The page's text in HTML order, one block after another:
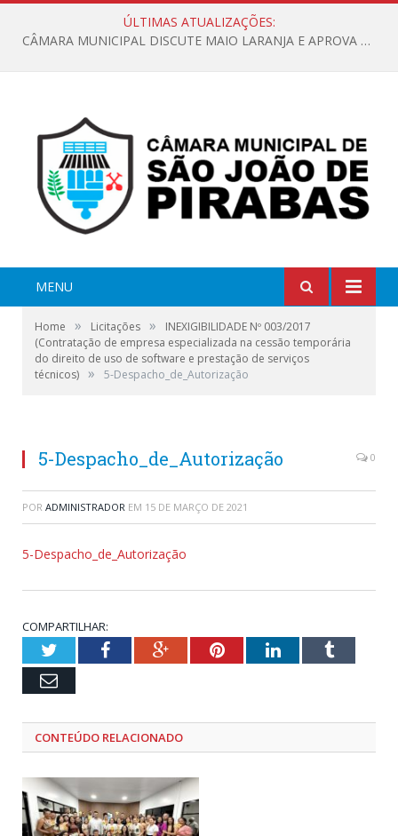
ÚLTIMAS ATUALIZAÇÕES:
CÂMARA MUNICIPAL DISCUTE MAIO LARANJA E APROVA REQUERIMENTO SOBRE SINALIZAÇÃO URBANA
MENU
Home » Licitações »
INEXIGIBILIDADE Nº 003/2017
(Contratação de empresa especializada na cessão temporária
do direito de uso de software e prestação de serviços
técnicos) » 5-Despacho_de_Autorização
5-Despacho_de_Autorização 0
POR ADMINISTRADOR EM 15 DE MARÇO DE 2021
5-Despacho_de_Autorização
COMPARTILHAR:
TwitterFacebookGoogle+PinterestLinkedInTumblr
Email
CONTEÚDO RELACIONADO